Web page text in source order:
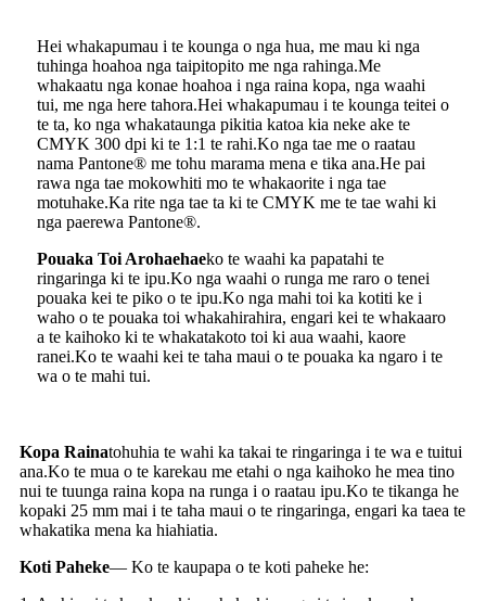
Hei whakapumau i te kounga o nga hua, me mau ki nga
tuhinga hoahoa nga taipitopito me nga rahinga.Me
whakaatu nga konae hoahoa i nga raina kopa, nga waahi
tui, me nga here tahora.Hei whakapumau i te kounga teitei o
te ta, ko nga whakataunga pikitia katoa kia neke ake te
CMYK 300 dpi ki te 1:1 te rahi.Ko nga tae me o raatau
nama Pantone® me tohu marama mena e tika ana.He pai
rawa nga tae mokowhiti mo te whakaorite i nga tae
motuhake.Ka rite nga tae ta ki te CMYK me te tae wahi ki
nga paerewa Pantone®.
Pouaka Toi Arohaehaeko te waahi ka papatahi te
ringaringa ki te ipu.Ko nga waahi o runga me raro o tenei
pouaka kei te piko o te ipu.Ko nga mahi toi ka kotiti ke i
waho o te pouaka toi whakahirahira, engari kei te whakaaro
a te kaihoko ki te whakatakoto toi ki aua waahi, kaore
ranei.Ko te waahi kei te taha maui o te pouaka ka ngaro i te
wa o te mahi tui.
Kopa Rainatohuhia te wahi ka takai te ringaringa i te wa e tuitui
ana.Ko te mua o te karekau me etahi o nga kaihoko he mea tino
nui te tuunga raina kopa na runga i o raatau ipu.Ko te tikanga he
kopaki 25 mm mai i te taha maui o te ringaringa, engari ka taea te
whakatika mena ka hiahiatia.
Koti Paheke— Ko te kaupapa o te koti paheke he: